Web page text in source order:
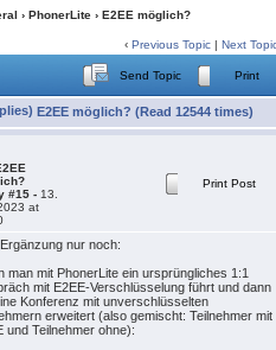
› PhonerLite› E2EE möglich?
‹ Previous Topic | Next
Send Topic Print
E2EE möglich? (Read 12544 times)
#15 - 13.
at
Print Post
nur noch:
man mit PhonerLite ein ursprüngliches 1:1
mit E2EE-Verschlüsselung führt und dann
Konferenz mit unverschlüsselten
erweitert (also gemischt: Teilnehmer mit
und Teilnehmer ohne):